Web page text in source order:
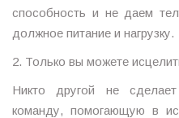
способность и не даем
должное питание и нагрузку.
2. Только вы можете
Никто другой не
команду, помогающую в